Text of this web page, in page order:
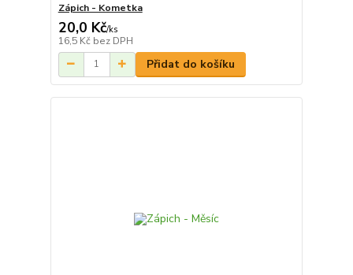
Zápich - Kometka
20,0 Kč/ks
16,5 Kč bez DPH
Přidat do košíku